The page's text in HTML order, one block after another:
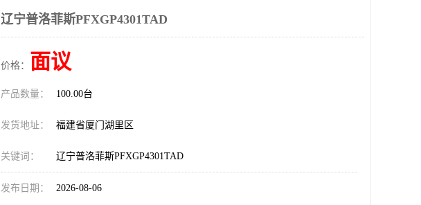
辽宁普洛菲斯PFXGP4301TAD
价格： 面议
产品数量： 100.00台
发货地址： 福建省厦门湖里区
关键词： 辽宁普洛菲斯PFXGP4301TAD
发布日期： 2026-08-06